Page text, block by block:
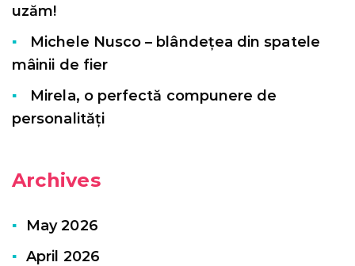
uzăm!
Michele Nusco – blândețea din spatele
mâinii de fier
Mirela, o perfectă compunere de
personalități
Archives
May 2026
April 2026